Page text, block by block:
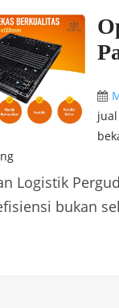
Logistik
bukan